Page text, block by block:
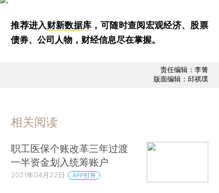
推荐进入财新数据库 ，可随时查阅宏观经济、股票
债券、公司人物，财经信息尽在掌握。
责任编辑：李箐
版面编辑：邱祺璞
相关阅读
职工医保个账改革三年过渡
一半资金划入统筹账户
2021年04月22日 APP打开